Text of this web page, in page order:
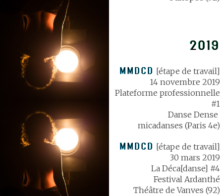
2019
MMDCD [étape de travail]
14 novembre 2019
Plateforme professionnelle
#1
Danse Dense
micadanses (Paris 4e)
MMDCD [étape de travail]
30 mars 2019
La Déca[danse] #4
Festival Ardanthé
Théâtre de Vanves (92)